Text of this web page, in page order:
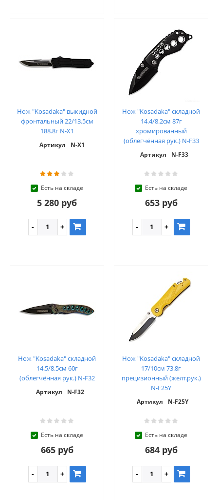
Нож "Kosadaka" выкидной
фронтальный 22/13.5см
188.8г N-X1
Артикул N-X1
Есть на складе
5 280 руб
Нож "Kosadaka" складной
14.4/8.2см 87г
хромированный
(облегчённая рук.) N-F33
Артикул N-F33
Есть на складе
653 руб
Нож "Kosadaka" складной
14.5/8.5см 60г
(облегчённая рук.) N-F32
Артикул N-F32
Есть на складе
665 руб
Нож "Kosadaka" складной
17/10см 73.8г
прецизионный (желт.рук.)
N-F25Y
Артикул N-F25Y
Есть на складе
684 руб